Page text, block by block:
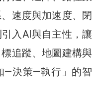
速度與加速度、閉
入AI與自主性，讓
追蹤、地圖建構與
—決策—執行」的智